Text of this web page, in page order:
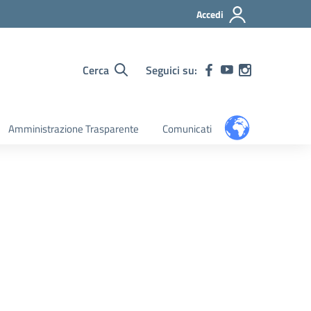
Accedi
Cerca Seguici su:
Amministrazione Trasparente Comunicati